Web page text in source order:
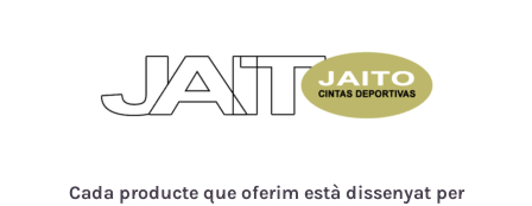
Cada producte que oferim està dissenyat per